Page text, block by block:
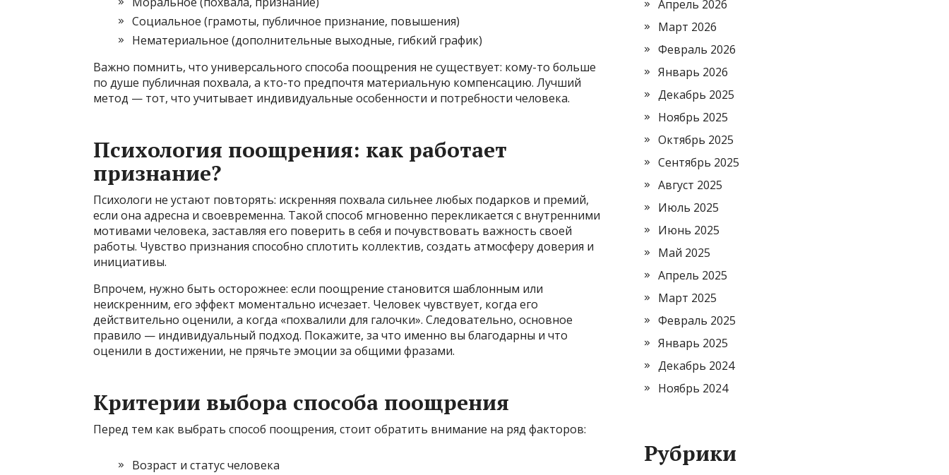
Социальное (грамоты, публичное признание, повышения)
Нематериальное (дополнительные выходные, гибкий график)
Важно помнить, что универсального способа поощрения не существует: кому-то больше
по душе публичная похвала, а кто-то предпочтя материальную компенсацию. Лучший
метод — тот, что учитывает индивидуальные особенности и потребности человека.
Психология поощрения: как работает
признание?
Психологи не устают повторять: искренняя похвала сильнее любых подарков и премий,
если она адресна и своевременна. Такой способ мгновенно перекликается с внутренними
мотивами человека, заставляя его поверить в себя и почувствовать важность своей
работы. Чувство признания способно сплотить коллектив, создать атмосферу доверия и
инициативы.
Впрочем, нужно быть осторожнее: если поощрение становится шаблонным или
неискренним, его эффект моментально исчезает. Человек чувствует, когда его
действительно оценили, а когда «похвалили для галочки». Следовательно, основное
правило — индивидуальный подход. Покажите, за что именно вы благодарны и что
оценили в достижении, не прячьте эмоции за общими фразами.
Критерии выбора способа поощрения
Перед тем как выбрать способ поощрения, стоит обратить внимание на ряд факторов:
Возраст и статус человека
Апрель 2026
Март 2026
Февраль 2026
Январь 2026
Декабрь 2025
Ноябрь 2025
Октябрь 2025
Сентябрь 2025
Август 2025
Июль 2025
Июнь 2025
Май 2025
Апрель 2025
Март 2025
Февраль 2025
Январь 2025
Декабрь 2024
Ноябрь 2024
Рубрики